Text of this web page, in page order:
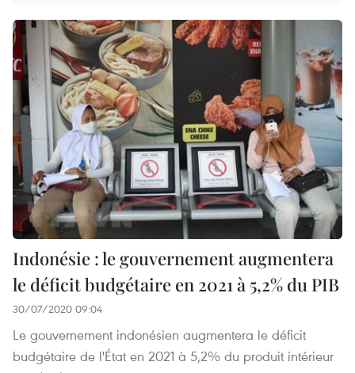
Indonésie : le gouvernement augmentera
le déficit budgétaire en 2021 à 5,2% du PIB
30/07/2020 09:04
Le gouvernement indonésien augmentera le déficit
budgétaire de l'État en 2021 à 5,2% du produit intérieur